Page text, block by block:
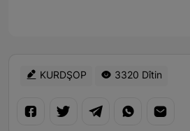
KURDŞOP 3320 Dîtin